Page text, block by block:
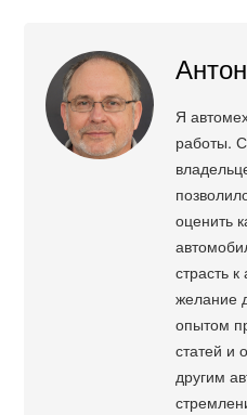
Я
работы.
оценить
страсть
желание
опытом
статей и
другим